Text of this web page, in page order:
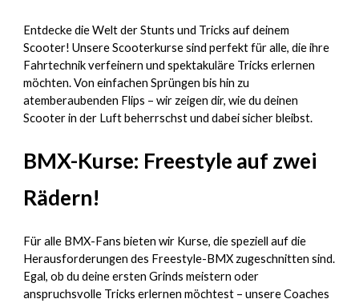
Entdecke die Welt der Stunts und Tricks auf deinem
Scooter! Unsere Scooterkurse sind perfekt für alle, die ihre
Fahrtechnik verfeinern und spektakuläre Tricks erlernen
möchten. Von einfachen Sprüngen bis hin zu
atemberaubenden Flips – wir zeigen dir, wie du deinen
Scooter in der Luft beherrschst und dabei sicher bleibst.
BMX-Kurse: Freestyle auf zwei
Rädern!
Für alle BMX-Fans bieten wir Kurse, die speziell auf die
Herausforderungen des Freestyle-BMX zugeschnitten sind.
Egal, ob du deine ersten Grinds meistern oder
anspruchsvolle Tricks erlernen möchtest – unsere Coaches